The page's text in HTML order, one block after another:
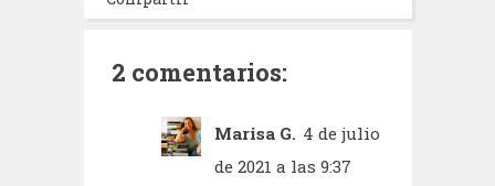
2 comentarios:
Marisa G. 4 de julio
de 2021 a las 9:37